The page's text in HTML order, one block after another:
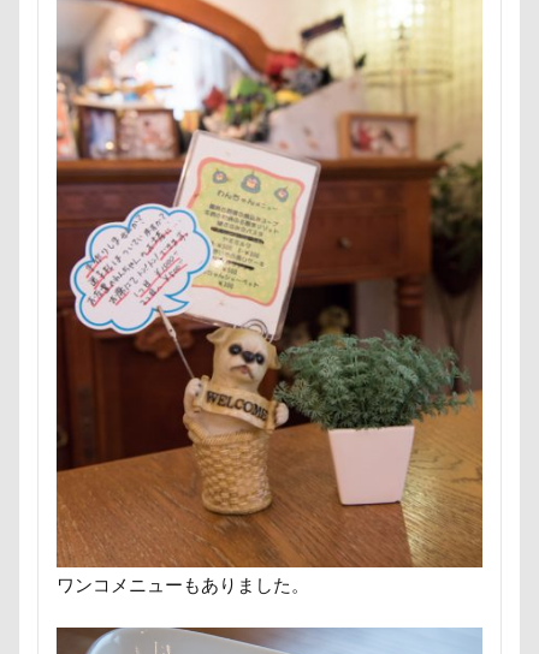
ワンコメニューもありました。
レイクウッズガーデンひめはるの里
レイちゃん
ルビーくん
ルビー ルナちゃん
ルナくん
ルイくん
リーフくん
リュウくん
リビング リディちゃん
レインド
リックくん
ロマニくん ワル顔
ワクチン接種
ロールクッション
ロープウェイ ロープ
ローアングル撮影
ロンくん
ロックハート城
ロックオン
ロウバイ園
レヴォーグ
レディくん レジーナ
マロンちゃん
ムムちゃん モコちゃｎ
メンテナンス メレンゲの気持ち
メリーゴーラウンド
メイフェアちゃん
ミレーちゃん
ミレちゃん ミルクちゃん
ミラーレス一眼レフ
ミラちゃん ミックス犬
マンスリーフォト
モデル モナカちゃん
ラランくん
ララちゃん